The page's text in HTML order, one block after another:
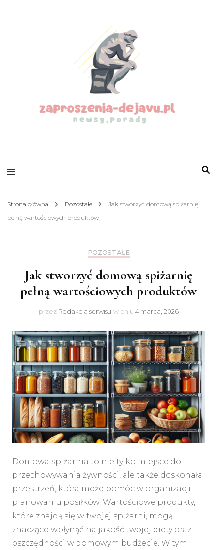
zaproszenia-
dejavu.pl
Strona główna Pozostałe
Jak stworzyć domową spiżarnię
pełną wartościowych produktów
POZOSTAŁE
Jak stworzyć domową spiżarnię
pełną wartościowych produktów
przez Redakcja serwisu w dniu 4 marca, 2026
Domowa spiżarnia to nie tylko miejsce do
przechowywania żywności, ale także doskonała
przestrzeń, która może pomóc w organizacji i
planowaniu posiłków. Wartościowe produkty,
które znajdą się w twojej spiżarni, mogą
znacząco wpłynąć na jakość twojej diety oraz
oszczędności w domowym budżecie. W tym